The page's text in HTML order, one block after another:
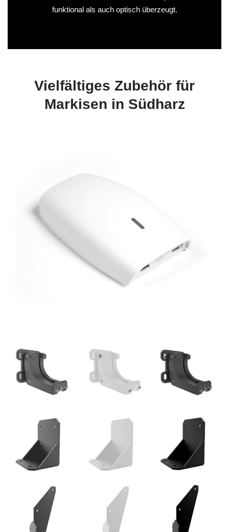
funktional als auch optisch überzeugt.
Vielfältiges Zubehör für
Markisen in Südharz